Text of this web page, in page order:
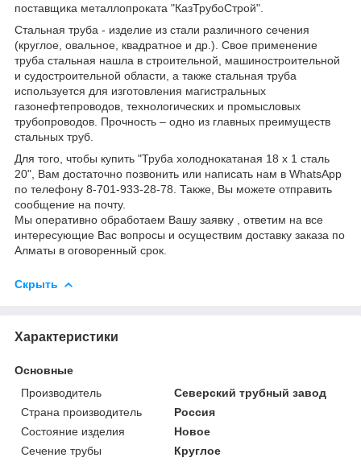
поставщика металлопроката "КазТрубоСтрой".
Стальная труба - изделие из стали различного сечения
(круглое, овальное, квадратное и др.). Свое применение
труба стальная нашла в строительной, машиностроительной
и судостроительной области, а также стальная труба
используется для изготовления магистральных
газонефтепроводов, технологических и промысловых
трубопроводов. Прочность – одно из главных преимуществ
стальных труб.
Для того, чтобы купить "Труба холоднокатаная 18 х 1 сталь
20", Вам достаточно позвонить или написать нам в WhatsApp
по телефону 8-701-933-28-78. Также, Вы можете отправить
сообщение на почту.
Мы оперативно обработаем Вашу заявку , ответим на все
интересующие Вас вопросы и осуществим доставку заказа по
Алматы в оговоренный срок.
Скрыть
Характеристики
Основные
Производитель
Северский трубный завод
Страна производитель
Россия
Состояние изделия
Новое
Сечение трубы
Круглое